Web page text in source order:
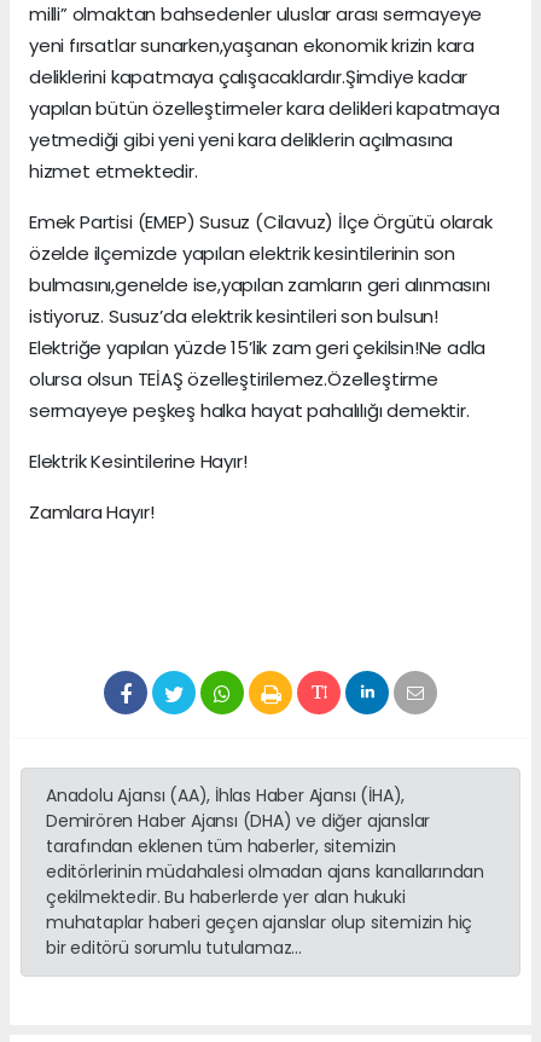
milli” olmaktan bahsedenler uluslar arası sermayeye
yeni fırsatlar sunarken,yaşanan ekonomik krizin kara
deliklerini kapatmaya çalışacaklardır.Şimdiye kadar
yapılan bütün özelleştirmeler kara delikleri kapatmaya
yetmediği gibi yeni yeni kara deliklerin açılmasına
hizmet etmektedir.
Emek Partisi (EMEP) Susuz (Cilavuz) İlçe Örgütü olarak
özelde ilçemizde yapılan elektrik kesintilerinin son
bulmasını,genelde ise,yapılan zamların geri alınmasını
istiyoruz. Susuz’da elektrik kesintileri son bulsun!
Elektriğe yapılan yüzde 15’lik zam geri çekilsin!Ne adla
olursa olsun TEİAŞ özelleştirilemez.Özelleştirme
sermayeye peşkeş halka hayat pahalılığı demektir.
Elektrik Kesintilerine Hayır!
Zamlara Hayır!
Anadolu Ajansı (AA), İhlas Haber Ajansı (İHA),
Demirören Haber Ajansı (DHA) ve diğer ajanslar
tarafından eklenen tüm haberler, sitemizin
editörlerinin müdahalesi olmadan ajans kanallarından
çekilmektedir. Bu haberlerde yer alan hukuki
muhataplar haberi geçen ajanslar olup sitemizin hiç
bir editörü sorumlu tutulamaz...